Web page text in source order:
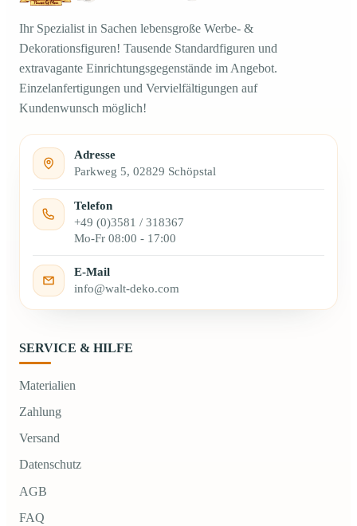
Ihr Spezialist in Sachen lebensgroße Werbe- &
Dekorationsfiguren! Tausende Standardfiguren und
extravagante Einrichtungsgegenstände im Angebot.
Einzelanfertigungen und Vervielfältigungen auf
Kundenwunsch möglich!
Adresse
Parkweg 5, 02829 Schöpstal
Telefon
+49 (0)3581 / 318367
Mo-Fr 08:00 - 17:00
E-Mail
info@walt-deko.com
SERVICE & HILFE
Materialien
Zahlung
Versand
Datenschutz
AGB
FAQ